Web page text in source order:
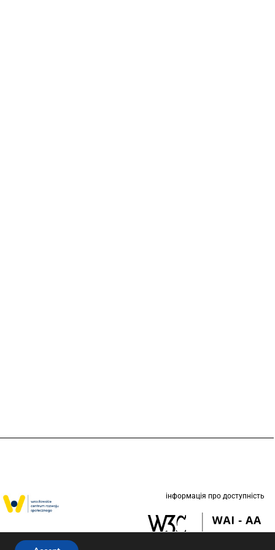
(ЮНІСЕФ).
інформація про доступність